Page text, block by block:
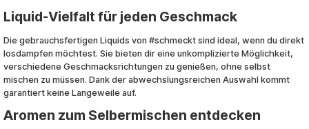
Liquid-Vielfalt für jeden Geschmack
Die gebrauchsfertigen Liquids von #schmeckt sind ideal, wenn du direkt
losdampfen möchtest. Sie bieten dir eine unkomplizierte Möglichkeit,
verschiedene Geschmacksrichtungen zu genießen, ohne selbst
mischen zu müssen. Dank der abwechslungsreichen Auswahl kommt
garantiert keine Langeweile auf.
Aromen zum Selbermischen entdecken